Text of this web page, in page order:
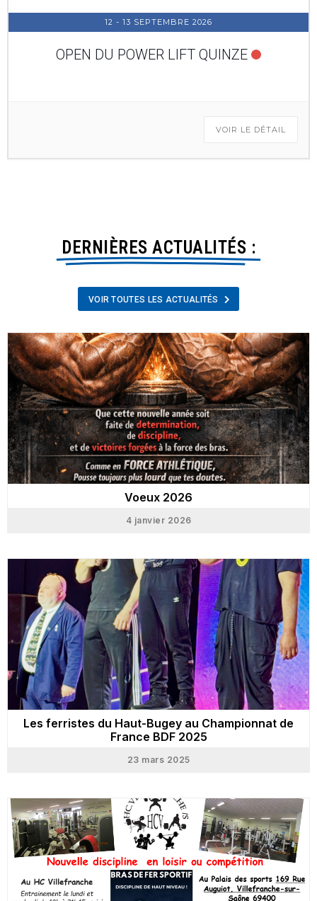
12 - 13 SEPTEMBRE 2026
OPEN DU POWER LIFT QUINZE
VOIR LE DÉTAIL
DERNIÈRES ACTUALITÉS :
VOIR TOUTES LES ACTUALITÉS
Voeux 2026
4 janvier 2026
Les ferristes du Haut-Bugey au Championnat de
France BDF 2025
23 mars 2025